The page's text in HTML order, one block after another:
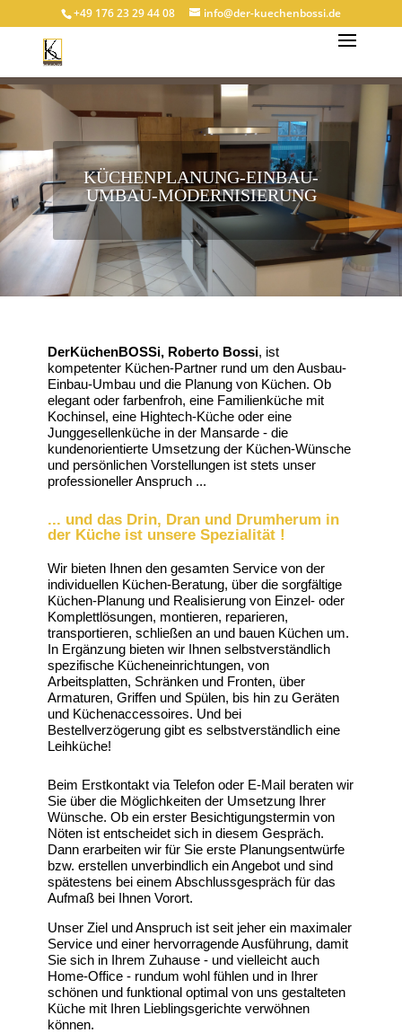
+49 176 23 29 44 08 info@der-kuechenbossi.de
KÜCHENPLANUNG-EINBAU-
UMBAU-MODERNISIERUNG
DerKüchenBOSSi, Roberto Bossi, ist
kompetenter Küchen-Partner rund um denAusbau-
Einbau-Umbau und die Planung von Küchen. Ob
elegant oder farbenfroh, eine Familienküche mit
Kochinsel, eine Hightech-Küche oder eine
Junggesellenküche in der Mansarde - die
kundenorientierte Umsetzung der Küchen-Wünsche
und persönlichen Vorstellungen ist stets unser
professioneller Anspruch ...
... und das Drin, Dran und Drumherum in
der Küche ist unsere Spezialität !
Wir bieten Ihnen den gesamten Service von der
individuellen Küchen-Beratung, über die sorgfältige
Küchen-Planung und Realisierung von Einzel- oder
Komplettlösungen, montieren, reparieren,
transportieren, schließen an und bauen Küchen um.
In Ergänzung bieten wir Ihnen selbstverständlich
spezifische Kücheneinrichtungen, von
Arbeitsplatten, Schränken und Fronten, über
Armaturen, Griffen und Spülen, bis hin zu Geräten
und Küchenaccessoires. Und bei
Bestellverzögerung gibt es selbstverständlich eine
Leihküche!
Beim Erstkontakt via Telefon oder E-Mail beraten wir
Sie über die Möglichkeiten der Umsetzung Ihrer
Wünsche. Ob ein erster Besichtigungstermin von
Nöten ist entscheidet sich in diesem Gespräch.
Dann erarbeiten wir für Sie erste Planungsentwürfe
bzw. erstellen unverbindlich ein Angebot und sind
spätestens bei einem Abschlussgespräch für das
Aufmaß bei Ihnen Vorort.
Unser Ziel und Anspruch ist seit jeher ein maximaler
Service und einer hervorragende Ausführung, damit
Sie sich in Ihrem Zuhause - und vielleicht auch
Home-Office - rundum wohl fühlen und in Ihrer
schönen und funktional optimal von uns gestalteten
Küche mit Ihren Lieblingsgerichte verwöhnen
können.